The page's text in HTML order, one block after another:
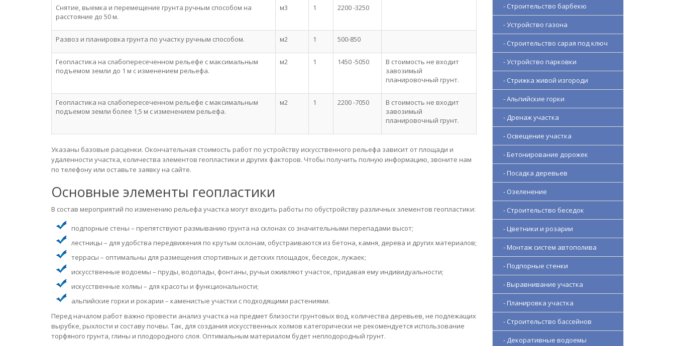
Снятие, выемка и перемещение грунта ручным способом на
расстояние до 50 м.
м3 1 2200 -3250
Развоз и планировка грунта по участку ручным способом. м2 1 500-850
Геопластика на слабопересеченном рельефе с максимальным
подъемом земли до 1 м с изменением рельефа.
м2 1 1450 -5050
В стоимость не входит
завозимый
планировочный грунт.
Геопластика на слабопересеченном рельефе с максимальным
подъемом земли более 1,5 м с изменением рельефа.
м2 1 2200 -7050
В стоимость не входит
завозимый
планировочный грунт.
Указаны базовые расценки. Окончательная стоимость работ по устройству искусственного рельефа зависит от площади и
удаленности участка, количества элементов геопластики и других факторов. Чтобы получить полную информацию, звоните нам
по телефону или оставьте заявку на сайте.
Основные элементы геопластики
В состав мероприятий по изменению рельефа участка могут входить работы по обустройству различных элементов геопластики:
подпорные стены – препятствуют размыванию грунта на склонах со значительными перепадами высот;
лестницы – для удобства передвижения по крутым склонам, обустраиваются из бетона, камня, дерева и других материалов;
террасы – оптимальны для размещения спортивных и детских площадок, беседок, лужаек;
искусственные водоемы – пруды, водопады, фонтаны, ручьи оживляют участок, придавая ему индивидуальности;
искусственные холмы – для красоты и функциональности;
альпийские горки и рокарии – каменистые участки с подходящими растениями.
Перед началом работ важно провести анализ участка на предмет близости грунтовых вод, количества деревьев, не подлежащих
вырубке, рыхлости и составу почвы. Так, для создания искусственных холмов категорически не рекомендуется использование
торфяного грунта, глины и плодородного слоя. Оптимальным материалом будет неплодородный грунт.
- Строительство барбекю
- Устройство газона
- Строительство сарая под ключ
- Устройство парковки
- Стрижка живой изгороди
- Альпийские горки
- Дренаж участка
- Освещение участка
- Бетонирование дорожек
- Посадка деревьев
- Озеленение
- Строительство беседок
- Цветники и розарии
- Монтаж систем автополива
- Подпорные стенки
- Выравнивание участка
- Планировка участка
- Строительство бассейнов
- Декоративные водоемы